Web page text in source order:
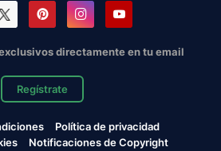
directamente en tu email
Regístrate
Política de privacidad
Notificaciones de Copyright